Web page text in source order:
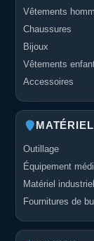
Vêtements
Chaussures
Bijoux
Vêtements
Accessoires
Outillage
Équipement
Matériel industriel
Fournitures de